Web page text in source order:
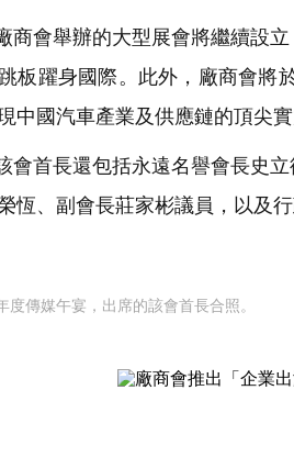
商會舉辦的大型展會將繼續設
板躍身國際。此外，廠商會將
中國汽車產業及供應鏈的頂尖實
會首長還包括永遠名譽會長史
恆、副會長莊家彬議員，以及
度傳媒午宴，出席的該會首長合照。